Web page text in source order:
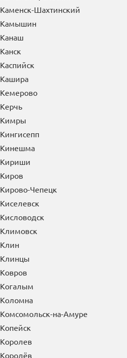
Каменск-Шахтинский
Камышин
Канаш
Канск
Каспийск
Кашира
Кемерово
Керчь
Кимры
Кингисепп
Кинешма
Кириши
Киров
Кирово-Чепецк
Киселевск
Кисловодск
Климовск
Клин
Клинцы
Ковров
Когалым
Коломна
Комсомольск-на-Амуре
Копейск
Королев
Королёв